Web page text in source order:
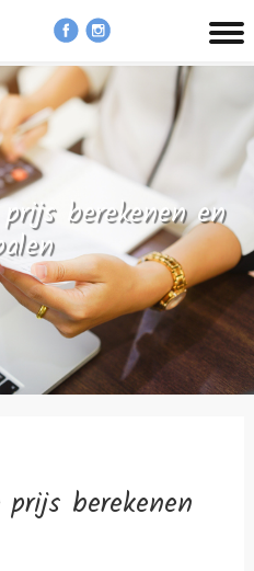
berekenen en
berekenen